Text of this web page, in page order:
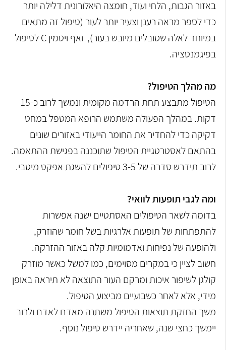
באזור הגבות, הלחי ועוד, חומצה היאלורונית דלילה יותר
כדי לספר מראה רענן וצעיר יותר לעור (טיפול זה מתאים
במיוחד לאלה שסובלים מיובש בעור), ואף ויטמיןCלטיפול
בפיגמנטציה.
מה מהלך הטיפול?
הטיפול מתבצע תחת הרדמה מקומית ונמשך לרוב כ-15
דקות. במהלך הפעולה משתמש הרופא המטפל במחט
דקיקה כדי להחדיר את החומר הייעודי באזורים שונים
בהתאם לאסטרטגיית הטיפול שתוכננה בפגישת ההתאמה.
לרוב תידרש סדרה של 3-5 טיפולים להשגת אפקט מיטבי.
ומה לגבי תופעות לוואי?
בדומה לשאר הטיפולים האסתטיים ישנה אפשרות
להתפתחות של תופעות אלרגיות בשל חומר שהוזרק,
ולהופעה של נפיחות ואדמומיות קלה באזור ההזרקה.
חשוב לציין כי במקרים מסוימים, כמו למשל כאשר מוזרק
קולגן לשיפור איכות ומרקם העור התוצאה לא תיראה באופן
מידי, אלא לאחר כשבועיים מביצוע הטיפול.
משך החזקת תוצאות הטיפול משתנה מאדם לאדם ולרוב
יימשך כחצי שנה, שאחריה יידרש טיפול נוסף.